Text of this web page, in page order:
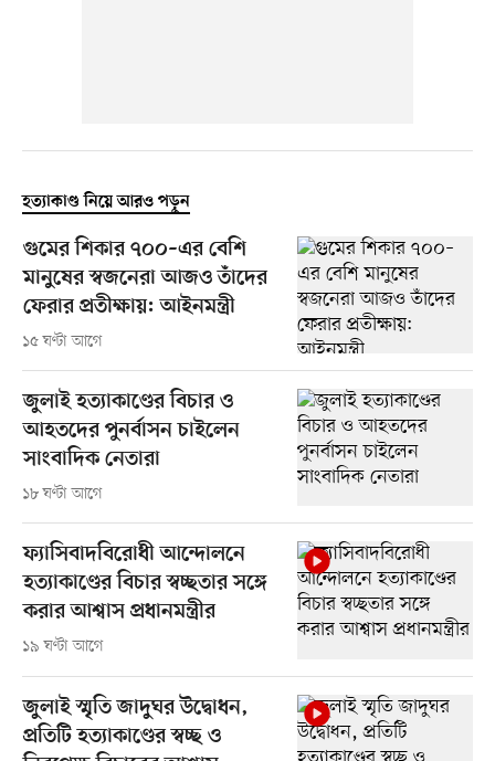
হত্যাকাণ্ড নিয়ে আরও পড়ুন
গুমের শিকার ৭০০–এর বেশি
মানুষের স্বজনেরা আজও তাঁদের
ফেরার প্রতীক্ষায়: আইনমন্ত্রী
১৫ ঘণ্টা আগে
জুলাই হত্যাকাণ্ডের বিচার ও
আহতদের পুনর্বাসন চাইলেন
সাংবাদিক নেতারা
১৮ ঘণ্টা আগে
ফ্যাসিবাদবিরোধী আন্দোলনে
হত্যাকাণ্ডের বিচার স্বচ্ছতার সঙ্গে
করার আশ্বাস প্রধানমন্ত্রীর
১৯ ঘণ্টা আগে
জুলাই স্মৃতি জাদুঘর উদ্বোধন,
প্রতিটি হত্যাকাণ্ডের স্বচ্ছ ও